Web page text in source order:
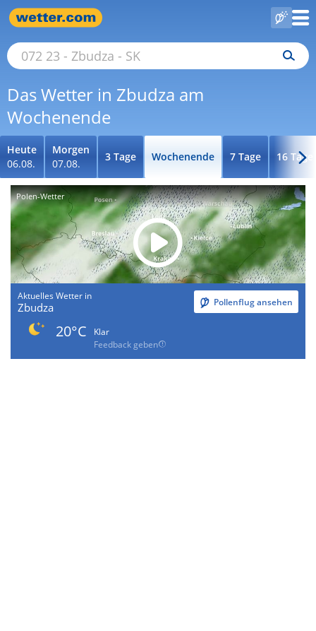
Das Wetter in Zbudza am
Wochenende
Heute
06.08.
Morgen
07.08.
3 Tage Wochenende 7 Tage 16 Tage
Polen-Wetter
Aktuelles Wetter in
Zbudza Pollenflug ansehen
20°C
Klar
Feedback geben